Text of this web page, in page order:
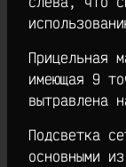
Прицельная
имеющая 9
вытравлена
Подсветка
основными